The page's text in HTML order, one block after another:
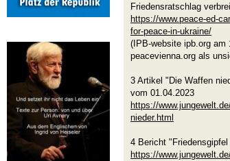
Friedensratschlag
https://www.peace-ed-
for-peace-in-ukraine/
(IPB-website ipb.org am
peacevienna.org als
3 Artikel "Die Waffen
vom 01.04.2023
https://
nieder.html
4 Bericht
https://